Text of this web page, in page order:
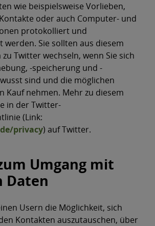
wie beispielsweise Vorlieben,
oder auch Computer- und
protokolliert und
werden. Sie sollten aus diesem
Twitter wechseln, wenn Sie sich
-speicherung und -
sind und die möglichen
Kauf nehmen. Mehr zu diesem
in der Twitter-
(Link:
privacy) auf Twitter.
Umgang mit
Daten
Usern die Möglichkeit, sich
Kontakten auszutauschen, über